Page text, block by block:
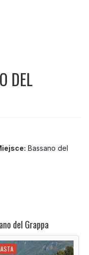
DEL
Bassano del
del Grappa